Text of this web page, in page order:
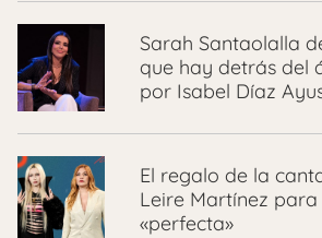
Sarah Santaolalla
que hay detrás del
por Isabel Díaz
El regalo de la
Leire Martínez
«perfecta»